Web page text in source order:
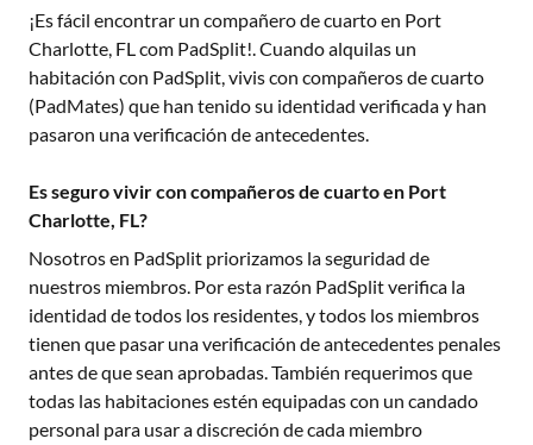
¡Es fácil encontrar un compañero de cuarto en Port
Charlotte, FLcom PadSplit!. Cuando alquilas un
habitación con PadSplit, vivis con compañeros de cuarto
(PadMates) que han tenido su identidad verificada y han
pasaron una verificación de antecedentes.
Es seguro vivir con compañeros de cuarto en Port
Charlotte, FL?
Nosotros en PadSplit priorizamos la seguridad de
nuestros miembros. Por esta razón PadSplit verifica la
identidad de todos los residentes, y todos los miembros
tienen que pasar una verificación de antecedentes penales
antes de que sean aprobadas. También requerimos que
todas las habitaciones estén equipadas con un candado
personal para usar a discreción de cada miembro